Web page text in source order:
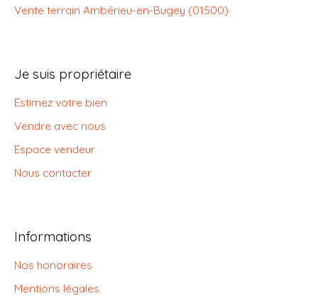
Vente terrain Ambérieu-en-Bugey (01500)
Je suis propriétaire
Estimez votre bien
Vendre avec nous
Espace vendeur
Nous contacter
Informations
Nos honoraires
Mentions légales